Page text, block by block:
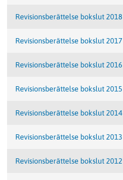
Revisionsberättelse bokslut 2018
Revisionsberättelse bokslut 2017
Revisionsberättelse bokslut 2016
Revisionsberättelse bokslut 2015
Revisionsberättelse bokslut 2014
Revisionsberättelse bokslut 2013
Revisionsberättelse bokslut 2012